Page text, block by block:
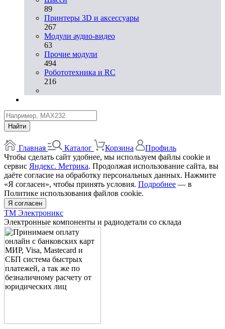
89
Принтеры 3D и аксессуары
267
Модули аудио-видео
63
Прочие модули
494
Робототехника и RC
216
Найти
Главная Каталог Корзина
Профиль
Чтобы сделать сайт удобнее, мы используем файлы cookie и
сервис Яндекс. Метрика. Продолжая использование сайта, вы
даёте согласие на обработку персональных данных. Нажмите
«Я согласен», чтобы принять условия. Подробнее — в
Политике использования файлов cookie.
Я согласен
ТМ Электроникс
Электронные компоненты и радиодетали со склада